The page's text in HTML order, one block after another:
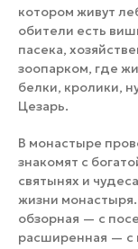
котором живут
обители есть
пасека,
зоопарком, где
белки, кролики,
Цезарь.
В монастыре
знакомят с
святынях и
жизни монастыря.
обзорная — с
расширенная — с